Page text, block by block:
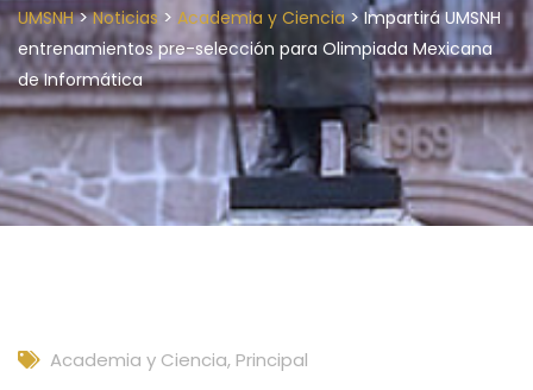
UMSNH>Noticias > Academia y Ciencia>Impartirá UMSNH
entrenamientos pre-selección para Olimpiada Mexicana
de Informática
Academia y Ciencia, Principal